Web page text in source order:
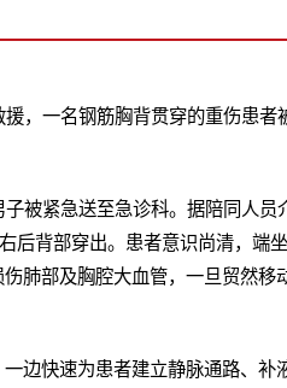
，一名钢筋胸背贯穿的重伤患者
被紧急送至急诊科。据陪同人员
后背部穿出。患者意识尚清，端
肺部及胸腔大血管，一旦贸然移
边快速为患者建立静脉通路、补